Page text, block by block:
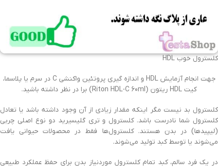
کلسترول خوب HDL
جهت انجام آزمایش HDL و اندازه گیری پروتئین واکنشی C در سرم یا پلاسما،
کیت HDL ریتون (Riton HDL-C 60ml) برا در نظر داشته باشید.
کلسترول بد نیست مگر اینکه مقدار زیادی از آن وجود داشته باشد یا تعادل
کلسترول شما نادرست باشد. کلسترول و تری گلیسیرید دو نوع اصلی چربی
(لیپیدها) در بدن هستند. کلسترول‌ها فقط در محصولات حیوانی یافت
می‌شوند یا توسط کبد تولید می‌شوند.
در یک فرد سالم، کبد تمام کلسترول موردنیاز بدن برای حفظ عملکرد طبیعی